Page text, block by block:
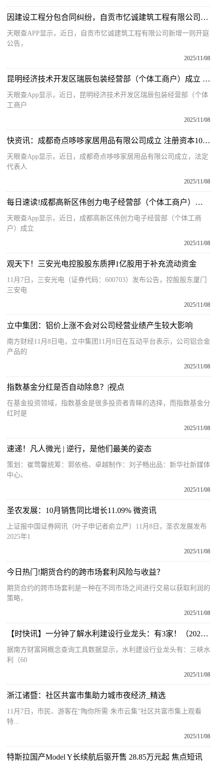
因建设工程分包合同纠纷，自贡市忆诚建筑工程有限公司起诉陕建股份 新消息
天眼查APP显示，近日，自贡市忆诚建筑工程有限公司新增一则开庭
公告，
2025/11/08
昆明经济技术开发区瑞辰包装经营部（个体工商户）成立 注册资本1万人民币
天眼查App显示，近日，昆明经济技术开发区瑞辰包装经营部（个体
工商户
2025/11/08
快资讯：成都奇点哆哆家居用品有限公司成立 注册资本10万人民币
天眼查App显示，近日，成都奇点哆哆家居用品有限公司成立，法定
代表人
2025/11/08
每日速读!成都高新区伟创力电子经营部（个体工商户）成立 注册资本1万人民币
天眼查App显示，近日，成都高新区伟创力电子经营部（个体工商
户）成立
2025/11/08
观天下！三安光电控股股东质押1亿股用于补充流动资金
11月7日，三安光电（证券代码：600703）发布公告，控股股东厦门
三安电
2025/11/08
立中集团：铝价上涨不会对公司经营业绩产生较大影响
南方财经11月8日电，立中集团11月8日在互动平台表示，公司铝合金
产品的
2025/11/08
指数基金分红是否自动除息？|视点
在基金投资领域，指数基金是很多投资者青睐的选择，而指数基金分
红时是
2025/11/08
速递！凡人微光 | 逆行，是他们最美的姿态
策划：崔莺馨统筹：郭依格、卓越制作：刘子畅出品：新华社新媒体
中心、
2025/11/08
圣农发展：10月销售同比增长11.09% 微资讯
上证报中国证券网讯（叶子申记者俞立严）11月8日，圣农发展发布
2025年1
2025/11/08
今日热门!期货合约的跨市场套利风险与收益？
期货合约的跨市场套利是一种在不同市场之间进行交易以获取利润的
策略，
2025/11/08
【时快讯】一分钟了解水利建设行业龙头：有3家！（2025/11/7）
据南方财富网概念查询工具数据显示，水利建设行业龙头有：三峡水
利（60
2025/11/08
浙江诸暨：社区共富市集助力城市夜经济_精选
11月7日，市民、游客在“陶你所需·朱市云集”社区共富市集上观看
特...
2025/11/08
特斯拉国产Model Y长续航后驱开售 28.85万元起 焦点短讯